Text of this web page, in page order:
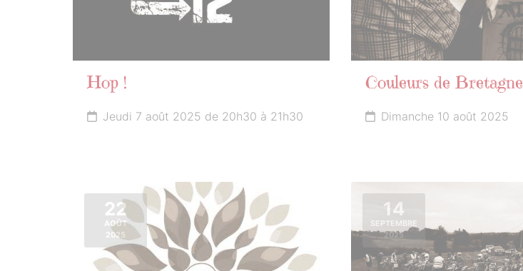
Hop !
Jeudi 7 août 2025 de 20h30 à 21h30
Couleurs de Bretagne
Dimanche 10 août 2025
22
AOÛT
2025
14
SEPTEMBRE
2025